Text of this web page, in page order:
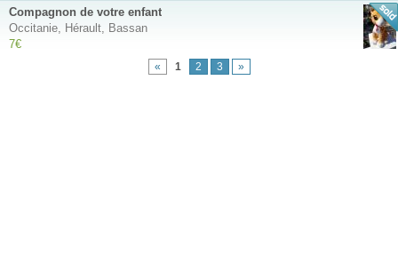
Compagnon de votre enfant
Occitanie, Hérault, Bassan
7€
« 1 2 3 »